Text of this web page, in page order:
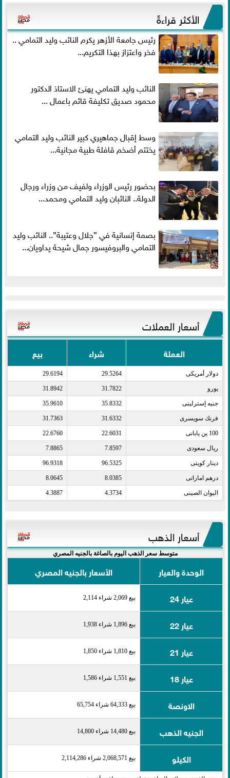
الأكثر قراءةً
رئيس جامعة الأزهر يكرم النائب وليد التمامي ..
فخر واعتزاز بهذا التكريم...
النائب وليد التمامي يهنئ الاستاذ الدكتور
محمود صديق تكليفة قائم باعمال ...
وسط إقبال جماهيري كبير النائب وليد التمامي
يختتم أضخم قافلة طبية مجانية...
بحضور رئيس الوزراء ولفيف من وزراء ورجال
الدولة.. النائبان وليد التمامي ومحمد...
بصمة إنسانية في ”جلال وعتيبة”.. النائب وليد
التمامي والبروفيسور جمال شيحة يداويان...
أسعار العملات
العملة شراء بيع
دولار أمريكى​ 29.5264
29.6194
يورو​ 31.7822
31.8942
جنيه إسترلينى​ 35.8332
35.9610
فرنك سويسرى​ 31.6332
31.7363
100 ين يابانى​ 22.6031
22.6760
ريال سعودى​ 7.8597
7.8865
دينار كويتى​ 96.5325
96.9318
درهم اماراتى​ 8.0385
8.0645
اليوان الصينى​ 4.3734
4.3887
أسعار الذهب
متوسط سعر الذهب اليوم بالصاغة بالجنيه المصري
الوحدة والعيار
الأسعار بالجنيه المصري
عيار 24
بيع 2,069 شراء 2,114
عيار 22 بيع 1,896 شراء 1,938
عيار 21 بيع 1,810 شراء 1,850
عيار 18 بيع 1,551 شراء 1,586
الاونصة بيع 64,333 شراء 65,754
الجنيه الذهب بيع 14,480 شراء 14,800
الكيلو بيع 2,068,571 شراء 2,114,286